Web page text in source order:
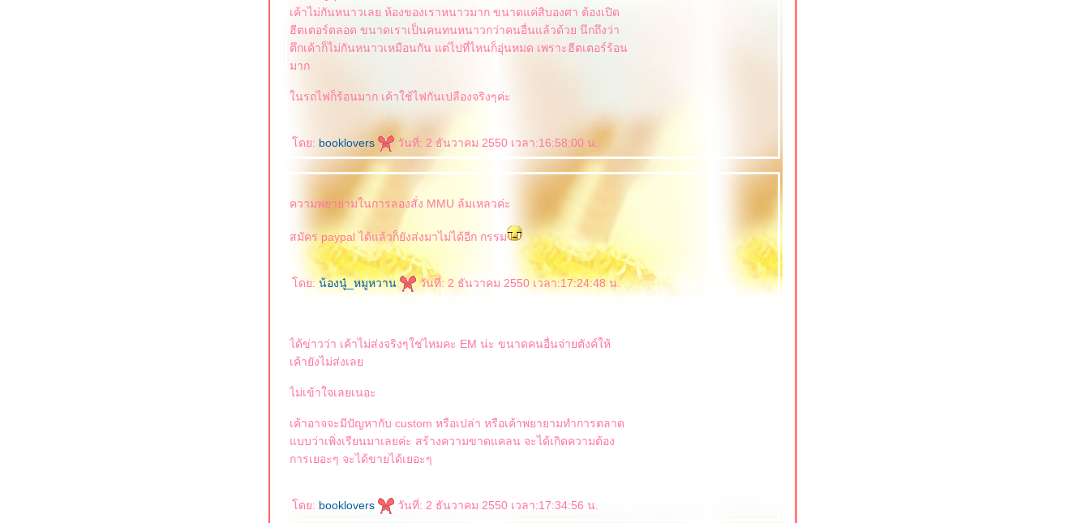
เค้าไม่กันหนาวเลย ห้องของเราหนาวมาก ขนาดแค่สิบองศา ต้องเปิด
ฮีตเตอร์ตลอด ขนาดเราเป็นคนทนหนาวกว่าคนอื่นแล้วด้วย นึกถึงว่า
ตึกเค้าก็ไม่กันหนาวเหมือนกัน แต่ไปที่ไหนก็อุ่นหมด เพราะฮีตเตอร์ร้อน
มาก
นรถไฟก็ร้อนมาก เค้าใช้ไฟกันเปลืองจริงๆค่ะ
ดย: booklovers วันที่: 2 ธันวาคม 2550 เวลา:16:58:00 น.
ความพยายามในการลองสั่ง MMU ล้มเหลวค่ะ
สมัคร paypal ได้แล้วก็ยังส่งมาไม่ได้อีก กรรม
ดย:น้องนู๋_หมูหวาน วันที่: 2 ธันวาคม 2550 เวลา:17:24:48 น.
ได้ข่าวว่า เค้าไม่ส่งจริงๆใช่ไหมคะ EM น่ะ ขนาดคนอื่นจ่ายตังค์ให้
เค้ายังไม่ส่งเล
ไม่เข้าใจเลยเนอะ
เค้าอาจจะมีปัญหากับ custom หรือเปล่า หรือเค้าพยายามทำการตลาด
บบว่าเพิ่งเรียนมาเลยค่ะ สร้างความขาดแคลน จะได้เกิดความต้อง
การเยอะๆ จะได้ขายได้เยอะๆ
ดย: booklovers วันที่: 2 ธันวาคม 2550 เวลา:17:34:56 น.